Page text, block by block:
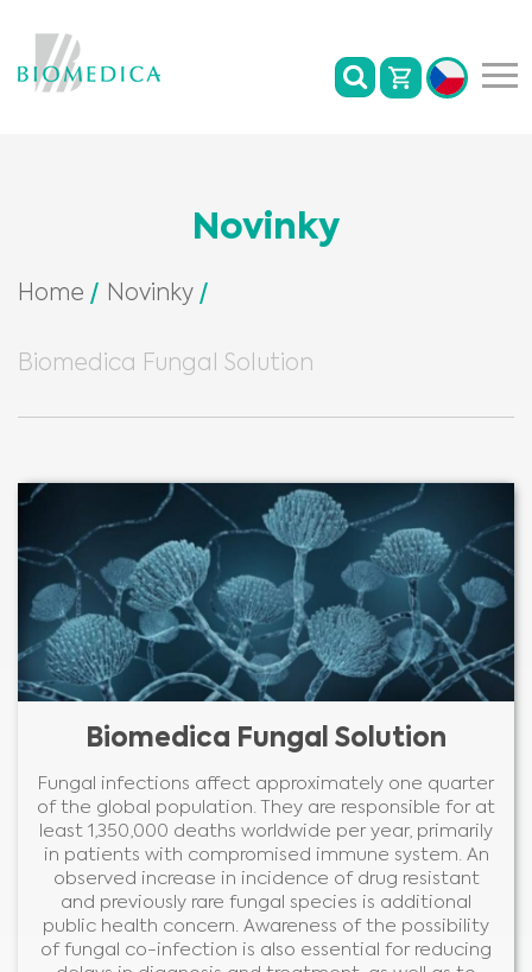
Novinky
Home Novinky
Biomedica Fungal Solution
Biomedica Fungal Solution
Fungal infections affect approximately one quarter
of the global population. They are responsible for at
least 1,350,000 deaths worldwide per year, primarily
in patients with compromised immune system. An
observed increase in incidence of drug resistant
and previously rare fungal species is additional
public health concern. Awareness of the possibility
of fungal co-infection is also essential for reducing